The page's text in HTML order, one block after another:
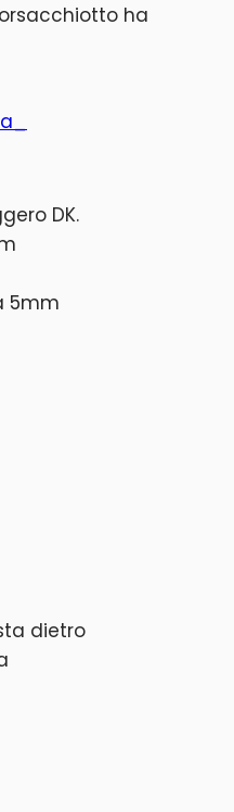
ha
DK.
5mm
dietro